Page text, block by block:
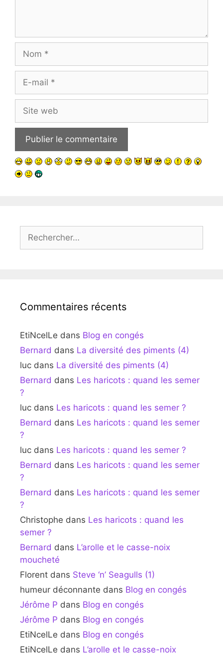
mail
web
Commentaires récents
EtiNcelLe dans Blog en congés
Bernard dans La diversité des piments (4)
luc dans La diversité des piments (4)
Bernard dans Les haricots : quand les semer
?
luc dans Les haricots : quand les semer ?
Bernard dans Les haricots : quand les semer
?
luc dans Les haricots : quand les semer ?
Bernard dans Les haricots : quand les semer
?
Bernard dans Les haricots : quand les semer
?
Christophe dans Les haricots : quand les
semer ?
Bernard dans L’arolle et le casse-noix
moucheté
Florent dans Steve ‘n’ Seagulls (1)
humeur déconnante dans Blog en congés
Jérôme P dans Blog en congés
Jérôme P dans Blog en congés
EtiNcelLe dans Blog en congés
EtiNcelLe dans L’arolle et le casse-noix